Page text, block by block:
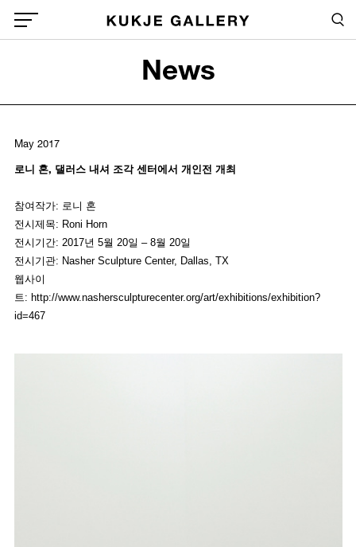
Skip to main content
Global Menu Open Button
News
May 2017
로니 혼, 댈러스내셔 조각센터에서 개인전 개최
참여작가: 로니 혼
전시제목: Roni Horn
전시기간: 2017년 5월 20일 – 8월 20일
전시기관: Nasher Sculpture Center, Dallas, TX
웹사이
트: http://www.nashersculpturecenter.org/art/exhibitions/exhibition?
id=467